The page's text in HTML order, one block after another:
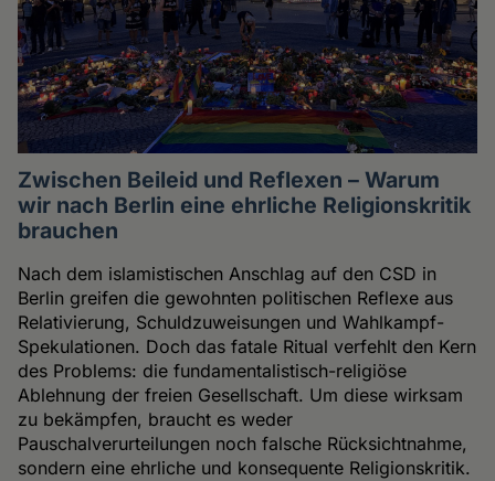
Zwischen Beileid und Reflexen – Warum
wir nach Berlin eine ehrliche Religionskritik
brauchen
Nach dem islamistischen Anschlag auf den CSD in
Berlin greifen die gewohnten politischen Reflexe aus
Relativierung, Schuldzuweisungen und Wahlkampf-
Spekulationen. Doch das fatale Ritual verfehlt den Kern
des Problems: die fundamentalistisch-religiöse
Ablehnung der freien Gesellschaft. Um diese wirksam
zu bekämpfen, braucht es weder
Pauschalverurteilungen noch falsche Rücksichtnahme,
sondern eine ehrliche und konsequente Religionskritik.